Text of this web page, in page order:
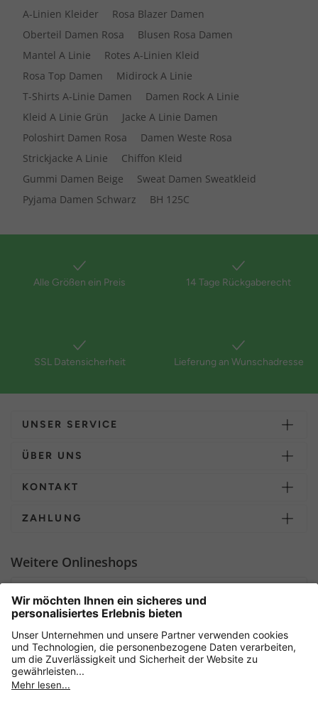
A-Linien Kleider
Rosa Blazer Damen
Oberteil Damen Rosa
Blusen Rosa Damen
Mantel A Linie
Rotes A-Linien Kleid
Rosa Top Damen
Midirock A Linie
T-Shirts A-Linie Damen
Damen Rock A Linie
Kleid A Linie Grün
Jacke A Linie Damen
Poloshirt Damen Rosa
Damen Weste Rosa
Strickjacke A Linie
Chiffon Kleid
Gummi Damen Beige
Sweat Damen Sweatkleid
Pyjama Damen Schwarz
BH 125C
Alle Größen ein Preis 14 Tage Rückgaberecht
SSL Datensicherheit Lieferung an Wunschadresse
UNSER SERVICE
ÜBER UNS
KONTAKT
ZAHLUNG
Weitere Onlineshops
Sicher einkaufen mit